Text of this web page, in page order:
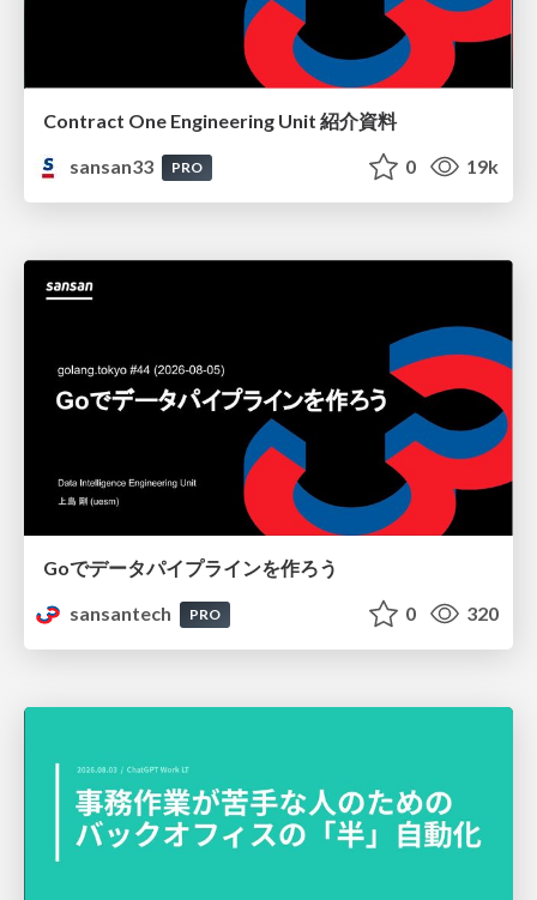
Contract One Engineering Unit 紹介資料
sansan33
PRO 0 19k
Goでデータパイプラインを作ろう
sansantech
PRO 0 320